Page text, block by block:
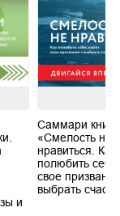
и
Саммари книги
«Смелость не
нравиться. Как
полюбить
свое
выбрать